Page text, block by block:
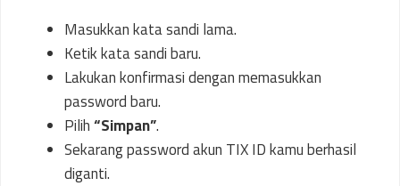
Masukkan kata sandi lama.
Ketik kata sandi baru.
Lakukan konfirmasi dengan memasukkan
password baru.
Pilih“Simpan”.
Sekarang password akun TIX ID kamu berhasil
diganti.